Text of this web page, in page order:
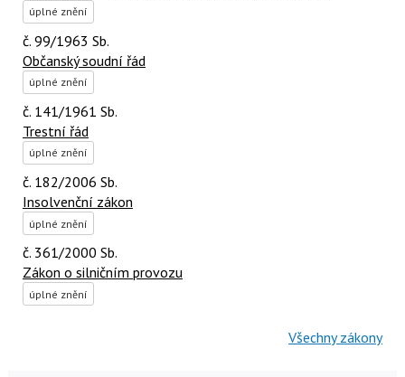
úplné znění
č. 99/1963 Sb.
Občanský soudní řád
úplné znění
č. 141/1961 Sb.
Trestní řád
úplné znění
č. 182/2006 Sb.
Insolvenční zákon
úplné znění
č. 361/2000 Sb.
Zákon o silničním provozu
úplné znění
Všechny zákony